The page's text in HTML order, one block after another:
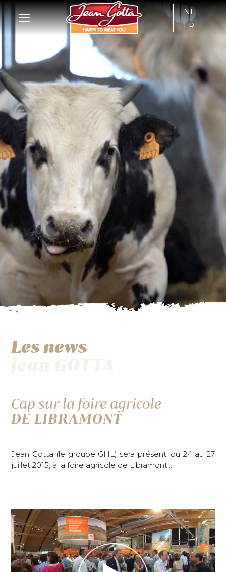
NL
FR
Les news
Cap sur la foire agricole
DE LIBRAMONT
Jean Gotta (le groupe GHL) sera présent, du 24 au 27
juillet 2015, à la foire agricole de Libramont…